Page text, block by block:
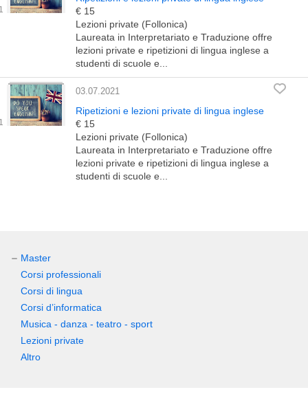
€ 15
Lezioni private (Follonica)
Laureata in Interpretariato e Traduzione offre
lezioni private e ripetizioni di lingua inglese a
studenti di scuole e...
03.07.2021
Ripetizioni e lezioni private di lingua inglese
€ 15
Lezioni private (Follonica)
Laureata in Interpretariato e Traduzione offre
lezioni private e ripetizioni di lingua inglese a
studenti di scuole e...
Master
Corsi professionali
Corsi di lingua
Corsi d’informatica
Musica - danza - teatro - sport
Lezioni private
Altro